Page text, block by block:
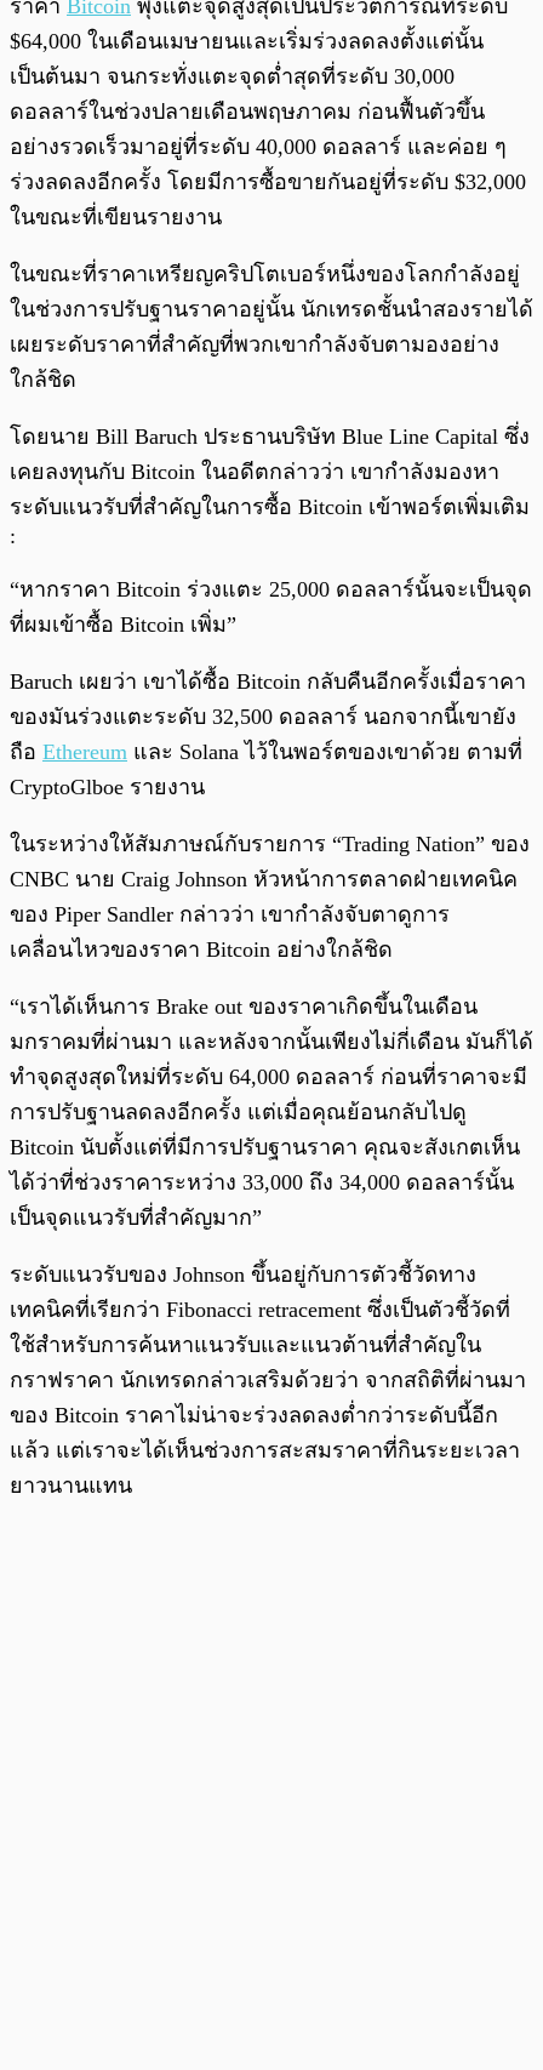
ราคา Bitcoin พุ่งแตะจุดสูงสุดเป็นประวัติการณ์ที่ระดับ
$64,000 ในเดือนเมษายนและเริ่มร่วงลดลงตั้งแต่นั้น
เป็นต้นมา จนกระทั่งแตะจุดต่ำสุดที่ระดับ 30,000
ดอลลาร์ในช่วงปลายเดือนพฤษภาคม ก่อนฟื้นตัวขึ้น
อย่างรวดเร็วมาอยู่ที่ระดับ 40,000 ดอลลาร์ และค่อย ๆ
ร่วงลดลงอีกครั้ง โดยมีการซื้อขายกันอยู่ที่ระดับ $32,000
ในขณะที่เขียนรายงาน
ในขณะที่ราคาเหรียญคริปโตเบอร์หนึ่งของโลกกำลังอยู่
ในช่วงการปรับฐานราคาอยู่นั้น นักเทรดชั้นนำสองรายได้
เผยระดับราคาที่สำคัญที่พวกเขากำลังจับตามองอย่าง
ใกล้ชิด
โดยนาย Bill Baruch ประธานบริษัท Blue Line Capital ซึ่ง
เคยลงทุนกับ Bitcoin ในอดีตกล่าวว่า เขากำลังมองหา
ระดับแนวรับที่สำคัญในการซื้อ Bitcoin เข้าพอร์ตเพิ่มเติม
:
“หากราคา Bitcoin ร่วงแตะ 25,000 ดอลลาร์นั้นจะเป็นจุด
ที่ผมเข้าซื้อ Bitcoin เพิ่ม”
Baruch เผยว่า เขาได้ซื้อ Bitcoin กลับคืนอีกครั้งเมื่อราคา
ของมันร่วงแตะระดับ 32,500 ดอลลาร์ นอกจากนี้เขายัง
ถือ Ethereum และ Solana ไว้ในพอร์ตของเขาด้วย ตามที่
CryptoGlboe รายงาน
ในระหว่างให้สัมภาษณ์กับรายการ “Trading Nation” ของ
CNBC นาย Craig Johnson หัวหน้าการตลาดฝ่ายเทคนิค
ของ Piper Sandler กล่าวว่า เขากำลังจับตาดูการ
เคลื่อนไหวของราคา Bitcoin อย่างใกล้ชิด
“เราได้เห็นการ Brake out ของราคาเกิดขึ้นในเดือน
มกราคมที่ผ่านมา และหลังจากนั้นเพียงไม่กี่เดือน มันก็ได้
ทำจุดสูงสุดใหม่ที่ระดับ 64,000 ดอลลาร์ ก่อนที่ราคาจะมี
การปรับฐานลดลงอีกครั้ง แต่เมื่อคุณย้อนกลับไปดู
Bitcoin นับตั้งแต่ที่มีการปรับฐานราคา คุณจะสังเกตเห็น
ได้ว่าที่ช่วงราคาระหว่าง 33,000 ถึง 34,000 ดอลลาร์นั้น
เป็นจุดแนวรับที่สำคัญมาก”
ระดับแนวรับของ Johnson ขึ้นอยู่กับการตัวชี้วัดทาง
เทคนิคที่เรียกว่า Fibonacci retracement ซึ่งเป็นตัวชี้วัดที่
ใช้สำหรับการค้นหาแนวรับและแนวต้านที่สำคัญใน
กราฟราคา นักเทรดกล่าวเสริมด้วยว่า จากสถิติที่ผ่านมา
ของ Bitcoin ราคาไม่น่าจะร่วงลดลงต่ำกว่าระดับนี้อีก
แล้ว แต่เราจะได้เห็นช่วงการสะสมราคาที่กินระยะเวลา
ยาวนานแทน